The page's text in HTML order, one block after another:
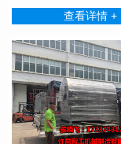
用，可炒制瓜子花生···
查看详情 +